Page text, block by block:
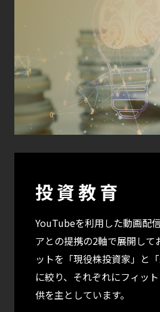
投資教育
YouTubeを利用した動画配
アとの提携の2軸で展開して
ットを「現役株投資家」と
に絞り、それぞれにフィッ
供を主としています。